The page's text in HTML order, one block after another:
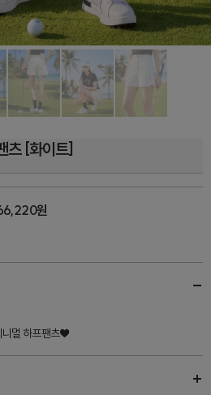
츠 [화이트]
원
니멀 하프팬츠♥